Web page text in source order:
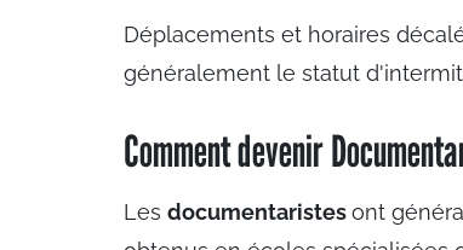
Déplacements et horaires
généralement le statut
Comment devenir
Les documentaristesont